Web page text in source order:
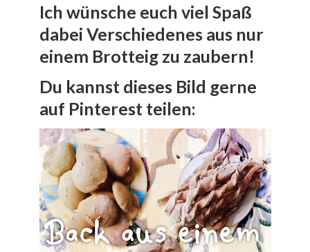
Ich wünsche euch viel Spaß
dabei Verschiedenes aus nur
einem Brotteig zu zaubern!
Du kannst dieses Bild gerne
auf Pinterest teilen: